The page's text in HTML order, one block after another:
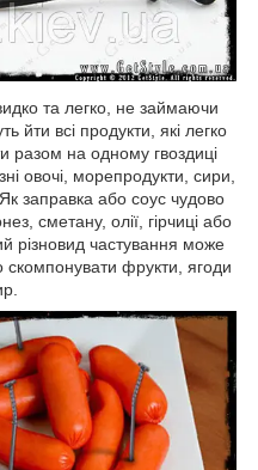
та легко, не займаючи
йти всі продукти, які легко
разом на одному гвоздиці
овочі, морепродукти, сири,
заправка або соус чудово
сметану, олії, гірчиці або
різновид частування може
скомпонувати фрукти, ягоди